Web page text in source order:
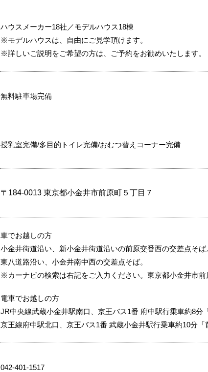
ハウスメーカー18社／モデルハウス18棟
※モデルハウスは、自由にご見学頂けます。
※詳しいご説明をご希望の方は、ご予約をお勧めいたします。
無料駐車場完備
授乳室完備/多目的トイレ完備/おむつ替えコーナー完備
〒184-0013 東京都小金井市前原町５丁目７
車でお越しの方
小金井街道沿い、新小金井街道沿いの前原交番西の交差点そば
東八道路沿い、小金井南中西の交差点そば。
※カーナビの検索は右記をご入力ください。東京都小金井市前
電車でお越しの方
JR中央線武蔵小金井駅南口、京王バス1番 府中駅行乗車約8分
京王線府中駅北口、京王バス1番 武蔵小金井駅行乗車約10分
042-401-1517